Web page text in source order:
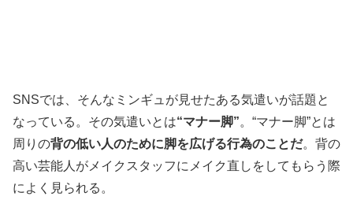
SNSでは、そんなミンギュが見せたある気遣いが話題と
なっている。その気遣いとは“マナー脚”。“マナー脚”とは
周りの背の低い人のために脚を広げる行為のことだ。背の
高い芸能人がメイクスタッフにメイク直しをしてもらう際
によく見られる。